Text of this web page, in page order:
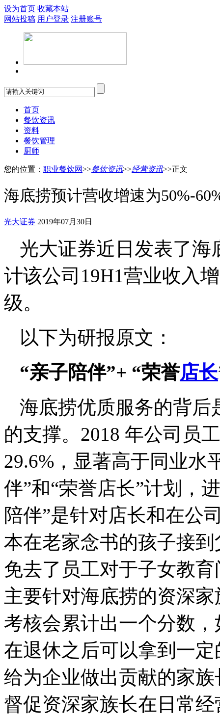
设为首页 收藏本站
网站投稿 用户登录 注册账号
首页
餐饮资讯
资料
餐饮管理
厨师
您的位置： 职业餐饮网>>餐饮资讯>>经营资讯>>正文
海底捞预计营收增速为50%-
光大证券 2019年07月30日
光大证券近日发表了海
计该公司19H1营业收入
级。
以下为研报原文：
“亲子陪伴”+ “荣誉店长
海底捞优质服务的背后
的支撑。2018 年公司员工
29.6%，显著高于同业水
伴”和“荣誉店长”计划，
陪伴”是针对店长和在公
本在老家念书的孩子接
免去了员工对于子女教
主要针对海底捞的资深
考核会累计出一个分数
在退休之后可以拿到一
给为企业做出贡献的家
督促资深家族长在日常